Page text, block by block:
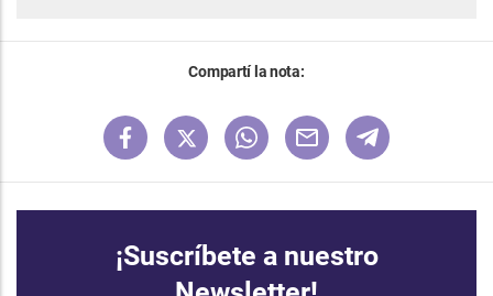
Compartí la nota:
¡Suscríbete a nuestro